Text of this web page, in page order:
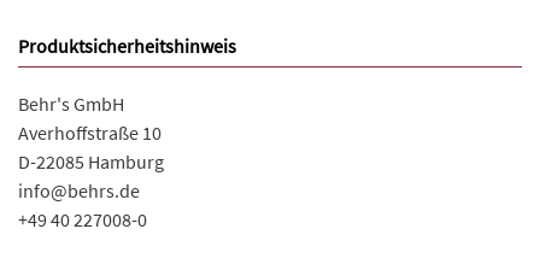
Produktsicherheitshinweis
Behr's GmbH
Averhoffstraße 10
D-22085 Hamburg
info@behrs.de
+49 40 227008-0